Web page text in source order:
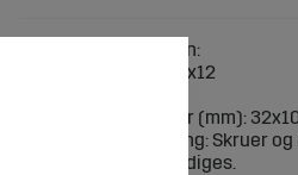
Teknisk specifikation:
for tænder (mm): 32x12
Forstærkningsfjeder (mm):
Monteringsvejledning: Skruer
sliddelen kan beskadiges.